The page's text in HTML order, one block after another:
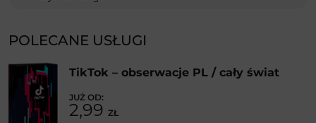
POLECANE USŁUGI
TikTok – obserwacje PL / cały świat
2,99 ZŁ